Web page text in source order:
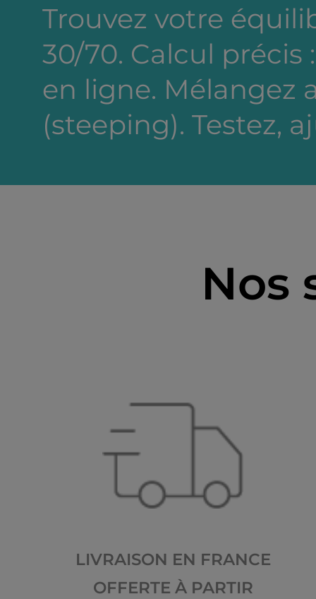
Trouvez votre
30/70. Calcul
en ligne. Mélangez
(steeping). Testez,
Nos
LIVRAISON EN FRANCE
OFFERTE À PARTIR